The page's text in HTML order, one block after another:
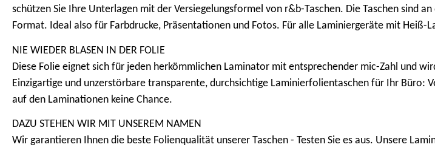
schützen Sie Ihre Unterlagen mit der Versiegelungsformel von r&b-Taschen. Die Taschen sind
Format. Ideal also für Farbdrucke, Präsentationen und Fotos. Für alle Laminiergeräte mit Heiß-
NIE WIEDER BLASEN IN DER FOLIE
Diese Folie eignet sich für jeden herkömmlichen Laminator mit entsprechender mic-Zahl und
Einzigartige und unzerstörbare transparente, durchsichtige Laminierfolientaschen für Ihr Büro:
auf den Laminationen keine Chance.
DAZU STEHEN WIR MIT UNSEREM NAMEN
Wir garantieren Ihnen die beste Folienqualität unserer Taschen - Testen Sie es aus. Unsere